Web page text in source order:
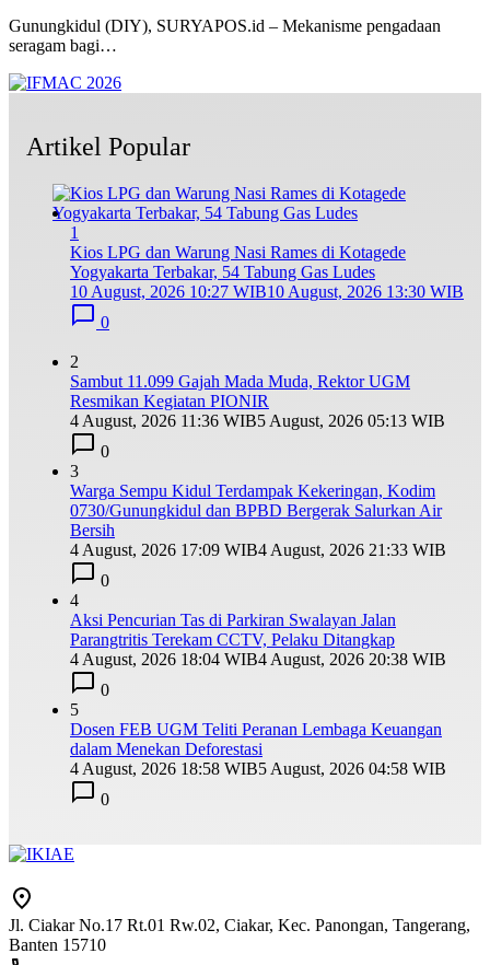
Gunungkidul (DIY), SURYAPOS.id – Mekanisme pengadaan
seragam bagi…
Artikel Popular
1
Kios LPG dan Warung Nasi Rames di Kotagede
Yogyakarta Terbakar, 54 Tabung Gas Ludes
10 August, 2026 10:27 WIB10 August, 2026 13:30 WIB
0
2
Sambut 11.099 Gajah Mada Muda, Rektor UGM
Resmikan Kegiatan PIONIR
4 August, 2026 11:36 WIB5 August, 2026 05:13 WIB
0
3
Warga Sempu Kidul Terdampak Kekeringan, Kodim
0730/Gunungkidul dan BPBD Bergerak Salurkan Air
Bersih
4 August, 2026 17:09 WIB4 August, 2026 21:33 WIB
0
4
Aksi Pencurian Tas di Parkiran Swalayan Jalan
Parangtritis Terekam CCTV, Pelaku Ditangkap
4 August, 2026 18:04 WIB4 August, 2026 20:38 WIB
0
5
Dosen FEB UGM Teliti Peranan Lembaga Keuangan
dalam Menekan Deforestasi
4 August, 2026 18:58 WIB5 August, 2026 04:58 WIB
0
Jl. Ciakar No.17 Rt.01 Rw.02, Ciakar, Kec. Panongan, Tangerang,
Banten 15710